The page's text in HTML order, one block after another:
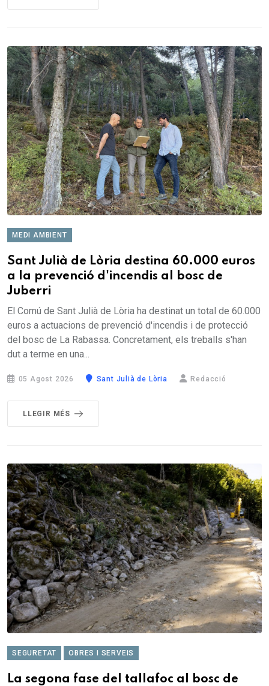
MEDI AMBIENT
Sant Julià de Lòria destina 60.000 euros
a la prevenció d'incendis al bosc de
Juberri
El Comú de Sant Julià de Lòria ha destinat un total de 60.000
euros a actuacions de prevenció d'incendis i de protecció
del bosc de La Rabassa. Concretament, els treballs s'han
dut a terme en una...
05 Agost 2026 Sant Julià de Lòria Redacció
LLEGIR MÉS
SEGURETAT OBRES I SERVEIS
La segona fase del tallafoc al bosc de